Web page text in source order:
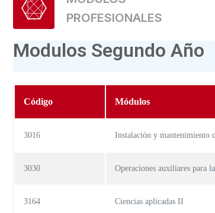
PROFESIONALES
Modulos Segundo Año
Código Módulos
3016 Instalación y mantenimiento
3030 Operaciones auxiliares para
3164 Ciencias aplicadas II